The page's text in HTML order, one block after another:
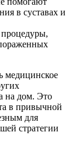
в суставах и
медицинское
на дом. Это
в привычной
для
стратегии